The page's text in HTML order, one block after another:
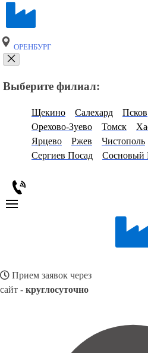
ОРЕНБУРГ
Выберите филиал:
Щекино Салехард Псков
Орехово-Зуево
Томск
Ярцево
Ржев Чистополь
Сергиев Посад
Сосновый
Прием заявок через
сайт - круглосуточно